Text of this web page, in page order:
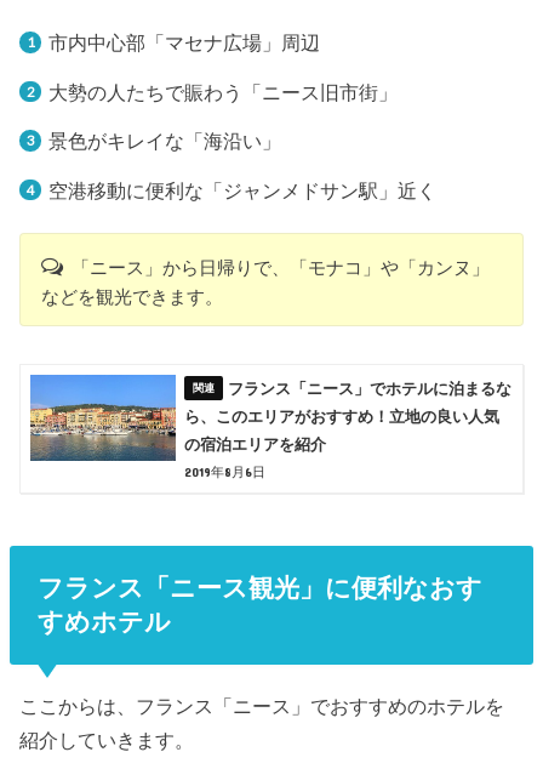
市内中心部「マセナ広場」周辺
大勢の人たちで賑わう「ニース旧市街」
景色がキレイな「海沿い」
空港移動に便利な「ジャンメドサン駅」近く
「ニース」から日帰りで、「モナコ」や「カンヌ」
などを観光できます。
フランス「ニース」でホテルに泊まるな
ら、このエリアがおすすめ！立地の良い人気
の宿泊エリアを紹介
2019年8月6日
フランス「ニース観光」に便利なおす
すめホテル
ここからは、フランス「ニース」でおすすめのホテルを
紹介していきます。